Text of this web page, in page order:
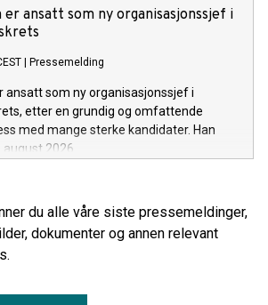
er ansatt som ny organisasjonssjef i
Pressemelding
ansatt som ny organisasjonssjef i
etter en grundig og omfattende
med mange sterke kandidater. Han
2026.
du alle våre siste pressemeldinger,
dokumenter og annen relevant